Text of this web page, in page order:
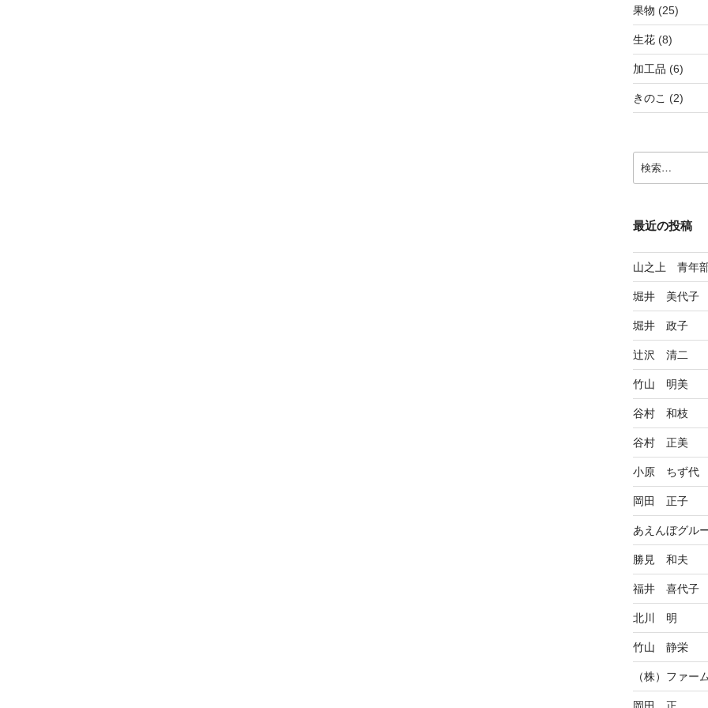
果物 (25)
生花 (8)
加工品 (6)
きのこ (2)
索:
最近の投稿
山之上 青年
堀井 美代子
堀井 政子
辻沢 清二
竹山 明美
谷村 和枝
谷村 正美
小原 ちず代
岡田 正子
あえんぼグル
勝見 和夫
福井 喜代子
北川 明
竹山 静栄
（株）ファー
岡田 正